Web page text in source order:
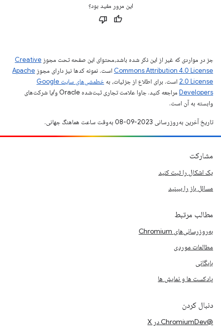
این مرور مفید بود؟
جز در مواردی که غیر از این ذکر شده باشد،‌محتوای این صفحه تحت مجوز Creative
Commons Attribution 4.0 License است. نمونه کدها نیز دارای مجوز Apache
2.0 License است. برای اطلاع از جزئیات، به
خطمشی‌های سایت Google
Developers‏
مراجعه کنید. جاوا علامت تجاری ثبت‌شده Oracle و/یا شرکت‌های
وابسته به آن است.
تاریخ آخرین به‌روزرسانی 2023-09-08 به‌وقت ساعت هماهنگ جهانی.
مشارکت
یک اشکال را ثبت کنید
مسائل باز را ببینید
مطالب مرتبط
به‌روزرسانی‌های Chromium
مطالعات موردی
بایگانی
پادکست ها و نمایش ها
دنبال کردن
@ChromiumDev در X